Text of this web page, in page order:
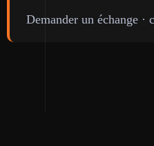
Demander un échange ·